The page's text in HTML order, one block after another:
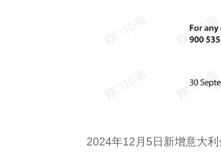
2024年12月5日新增意大